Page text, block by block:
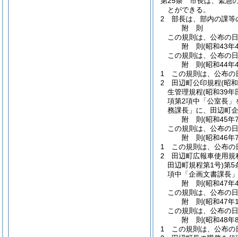
とができる。
2
部長は、部内の課等
附 則
この規則は、公布の
附 則(昭和43年
この規則は、公布の
附 則(昭和44年
1
この規則は、公布の
2
田辺町公印規程(昭
生管理規程(昭和39年
項第2項中「公室長
務課長」に、田辺町
附 則(昭和45年
この規則は、公布の
附 則(昭和46年
1
この規則は、公布の
2
田辺町広報車使用規
田辺町規程第1号)第5
項中「企画文書課長
附 則(昭和47年
この規則は、公布の
附 則(昭和47年
この規則は、公布の
附 則(昭和48年
1
この規則は、公布の